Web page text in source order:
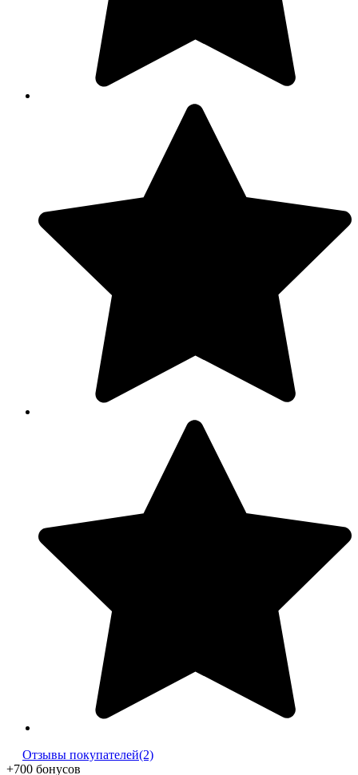
Отзывы покупателей(2)
+700 бонусов